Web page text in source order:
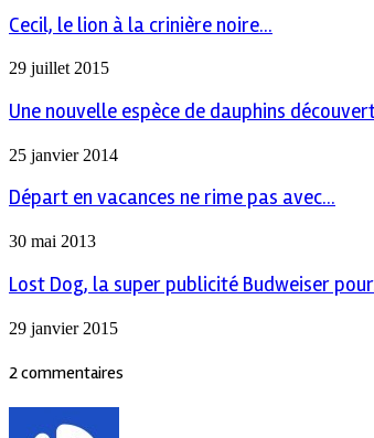
Cecil, le lion à la crinière noire...
29 juillet 2015
Une nouvelle espèce de dauphins
25 janvier 2014
Départ en vacances ne rime pas avec...
30 mai 2013
Lost Dog, la super publicité Budweiser
29 janvier 2015
2 commentaires